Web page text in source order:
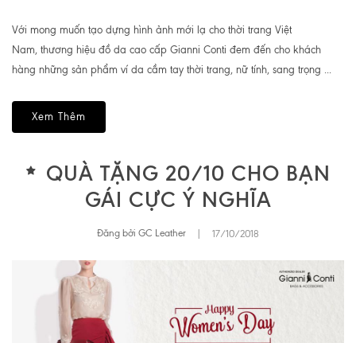
Với mong muốn tạo dựng hình ảnh mới lạ cho thời trang Việt
Nam, thương hiệu đồ da cao cấp Gianni Conti đem đến cho khách
hàng những sản phẩm ví da cầm tay thời trang, nữ tính, sang trọng ...
Xem Thêm
QUÀ TẶNG 20/10 CHO BẠN
GÁI CỰC Ý NGHĨA
Đăng bởi GC Leather 17/10/2018